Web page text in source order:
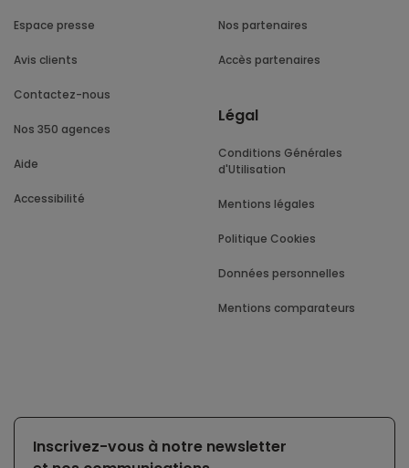
Espace presse
Avis clients
Contactez-nous
Nos 350 agences
Aide
Accessibilité
Nos partenaires
Accès partenaires
Légal
Conditions Générales
d'Utilisation
Mentions légales
Politique Cookies
Données personnelles
Mentions comparateurs
Inscrivez-vous à notre newsletter